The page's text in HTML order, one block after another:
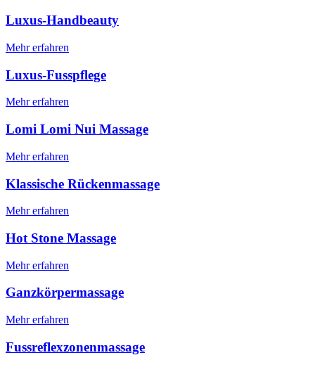
Luxus-Handbeauty
Mehr erfahren
Luxus-Fusspflege
Mehr erfahren
Lomi Lomi Nui Massage
Mehr erfahren
Klassische Rückenmassage
Mehr erfahren
Hot Stone Massage
Mehr erfahren
Ganzkörpermassage
Mehr erfahren
Fussreflexzonenmassage